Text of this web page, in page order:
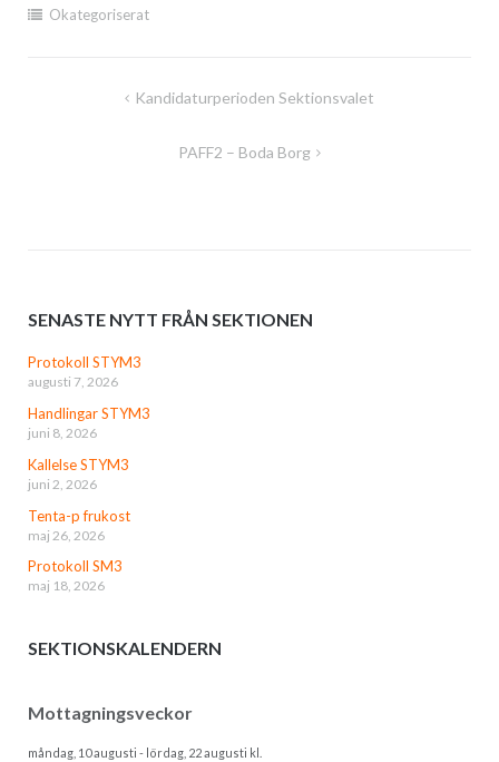
Okategoriserat
InläggsnavigeringKandidaturperioden Sektionsvalet
PAFF2 – Boda Borg
SENASTE NYTT FRÅN SEKTIONEN
Protokoll STYM3
augusti 7, 2026
Handlingar STYM3
juni 8, 2026
Kallelse STYM3
juni 2, 2026
Tenta-p frukost
maj 26, 2026
Protokoll SM3
maj 18, 2026
SEKTIONSKALENDERN
Mottagningsveckor
måndag, 10 augusti - lördag, 22 augusti kl.